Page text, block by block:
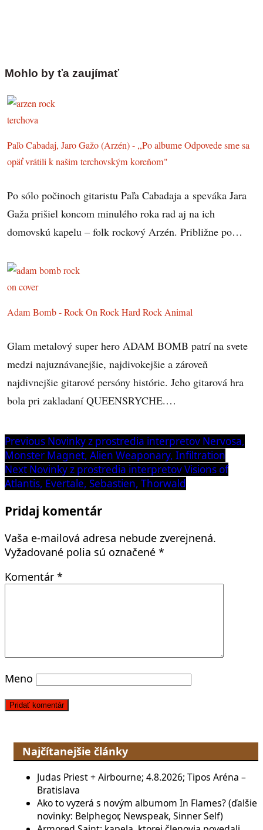
Mohlo by ťa zaujímať
Paľo Cabadaj, Jaro Gažo (Arzén) - ,,Po albume Odpovede sme sa
opäť vrátili k našim terchovským koreňom"
Po sólo počinoch gitaristu Paľa Cabadaja a speváka Jara
Gaža prišiel koncom minulého roka rad aj na ich
domovskú kapelu – folk rockový Arzén. Približne po…
Adam Bomb - Rock On Rock Hard Rock Animal
Glam metalový super hero ADAM BOMB patrí na svete
medzi najuznávanejšie, najdivokejšie a zároveň
najdivnejšie gitarové persóny histórie. Jeho gitarová hra
bola pri zakladaní QUEENSRYCHE.…
Navigácia
v
článku
Previous Previous
post:
Novinky z prostredia interpretov Nervosa,
Monster Magnet, Alien Weaponary, Infiltration
Next Next
post:
Novinky z prostredia interpretov Visions of
Atlantis, Evertale, Sebastien, Thorwald
Pridaj komentár
Vaša e-mailová adresa nebude zverejnená.
Vyžadované polia sú označené *
Komentár *
Meno
Najčítanejšie články
Judas Priest + Airbourne; 4.8.2026; Tipos Aréna –
Bratislava
Ako to vyzerá s novým albumom In Flames? (ďalšie
novinky: Belphegor, Newspeak, Sinner Self)